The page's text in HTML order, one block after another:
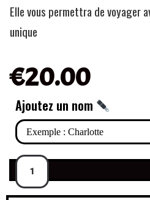
Elle vous permettra de voyager
unique
€20.00
Ajoutez un nom